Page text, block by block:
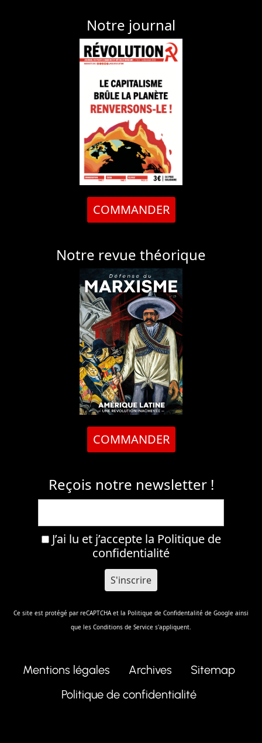
Notre journal
COMMANDER
Notre revue théorique
COMMANDER
Reçois notre newsletter !
J’ai lu et j’accepte la Politique de
confidentialité
Ce site est protégé par reCAPTCHA et la Politique de Confidentalité de Google ainsi
que les Conditions de Service s'appliquent.
Mentions légales Archives
Sitemap
Politique de confidentialité